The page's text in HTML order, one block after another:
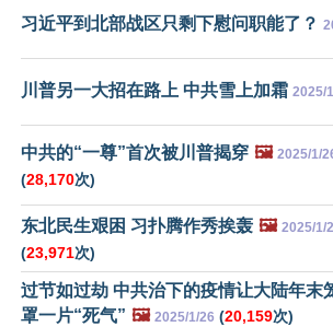
习近平到北部战区只剩下慰问职能了？
川普另一大招在路上 中共雪上加霜 2025/
中共的“一尊”首次被川普揭穿 🖼️ 2025/1/
(28,170次)
东北民生艰困 习扑腾作秀挨轰 🖼️ 2025/1/
(23,971次)
过节如过劫 中共治下的疫情让大陆年末
罩一片“死气” 🖼️ 2025/1/26 (20,159次)